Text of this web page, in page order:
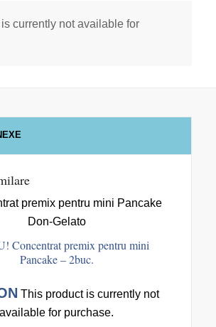
currently not available for
Concentrat premix pentru mini
Pancake – 2buc.
This product is currently not
available for purchase.